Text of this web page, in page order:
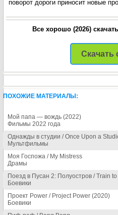
поворот дороги приносит новые
Все хорошо (2026)
Скачать
ПОХОЖИЕ МАТЕРИАЛЫ:
Мой папа — вождь (2022)
Фильмы 2022 года
Однажды в студии / Once Upon a
Мультфильмы
Моя Госпожа / My Mistress
Драмы
Поезд в Пусан 2: Полуостров / Train
Боевики
Проект Power / Project Power (2020)
Боевики